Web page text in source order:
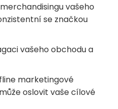
vašeho
se značkou
vašeho obchodu a
marketingové
oslovit vaše cílové